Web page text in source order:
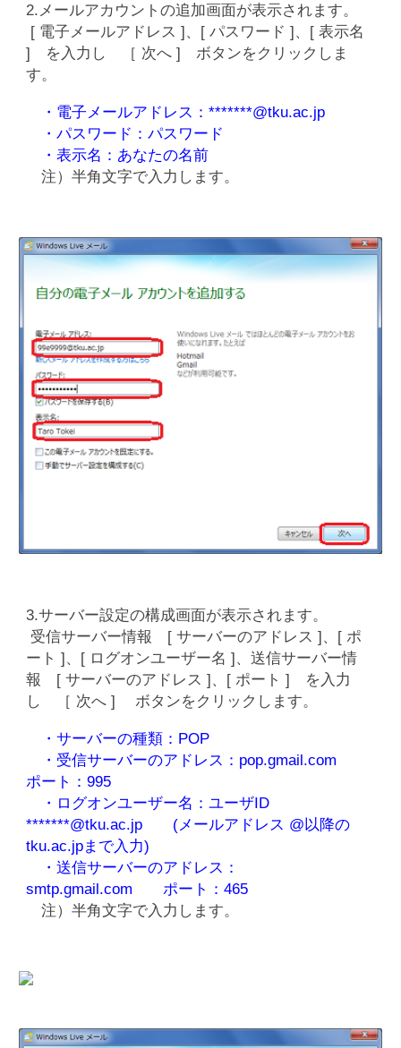
2.メールアカウントの追加画面が表示されます。
[ 電子メールアドレス ]、[ パスワード ]、[ 表示名
] を入力し ［ 次へ ] ボタンをクリックしま
す。
・電子メールアドレス：*******@tku.ac.jp
・パスワード：パスワード
・表示名：あなたの名前
注）半角文字で入力します。
3.サーバー設定の構成画面が表示されます。
受信サーバー情報 [ サーバーのアドレス ]、[ ポ
ート ]、[ ログオンユーザー名 ]、送信サーバー情
報 [ サーバーのアドレス ]、[ ポート ] を入力
し ［ 次へ ] ボタンをクリックします。
・サーバーの種類：POP
・受信サーバーのアドレス：pop.gmail.com
ポート：995
・ログオンユーザー名：ユーザID
*******@tku.ac.jp (メールアドレス @以降の
tku.ac.jpまで入力)
・送信サーバーのアドレス：
smtp.gmail.com ポート：465
注）半角文字で入力します。